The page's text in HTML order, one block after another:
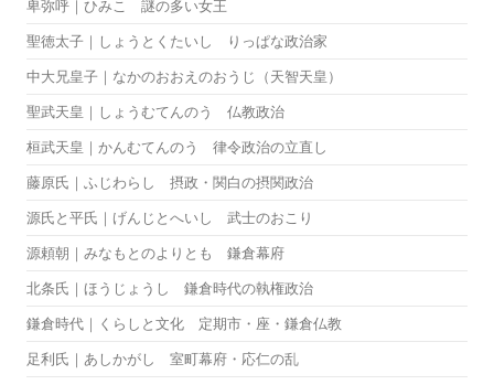
卑弥呼｜ひみこ 謎の多い女王
聖徳太子｜しょうとくたいし りっぱな政治家
中大兄皇子｜なかのおおえのおうじ（天智天皇）
聖武天皇｜しょうむてんのう 仏教政治
桓武天皇｜かんむてんのう 律令政治の立直し
藤原氏｜ふじわらし 摂政・関白の摂関政治
源氏と平氏｜げんじとへいし 武士のおこり
源頼朝｜みなもとのよりとも 鎌倉幕府
北条氏｜ほうじょうし 鎌倉時代の執権政治
鎌倉時代｜くらしと文化 定期市・座・鎌倉仏教
足利氏｜あしかがし 室町幕府・応仁の乱